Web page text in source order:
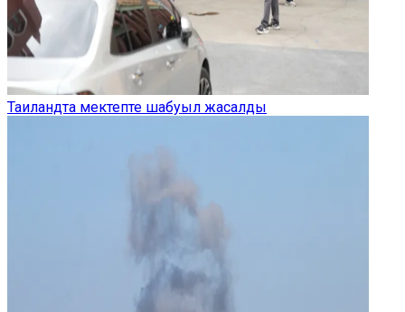
Таиландта мектепте шабуыл жасалды